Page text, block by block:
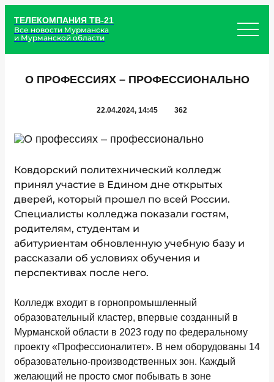
ТЕЛЕКОМПАНИЯ ТВ-21
Все новости Мурманска
и Мурманской области
О ПРОФЕССИЯХ – ПРОФЕССИОНАЛЬНО
22.04.2024, 14:45 362
Ковдорский политехнический колледж
принял участие в Едином дне открытых
дверей, который прошел по всей России.
Специалисты колледжа показали гостям,
родителям, студентам и
абитуриентам обновленную учебную базу и
рассказали об условиях обучения и
перспективах после него.
Колледж входит в горнопромышленный
образовательный кластер, впервые созданный в
Мурманской области в 2023 году по федеральному
проекту «Профессионалитет». В нем оборудованы 14
образовательно-производственных зон. Каждый
желающий не просто смог побывать в зоне